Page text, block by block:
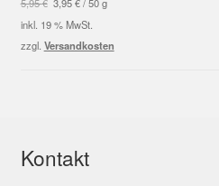
war:
5,95 €2,00 €.
5,95€ 3,95€/50 g
inkl. 19 % MwSt.
zzgl. Versandkosten
Kontakt